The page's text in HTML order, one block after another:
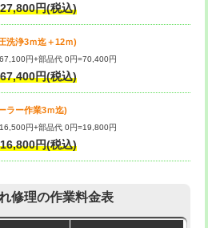
円(税込)
洗浄3ｍ迄＋12ｍ)
円+部品代 0円=70,400円
円(税込)
ラー作業3ｍ迄)
円+部品代 0円=19,800円
円(税込)
修理の作業料金表